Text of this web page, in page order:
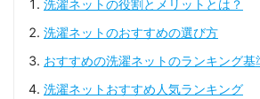
洗濯ネットの役割とメリットとは？
洗濯ネットのおすすめの選び方
おすすめの洗濯ネットのランキング基
洗濯ネットおすすめ人気ランキング